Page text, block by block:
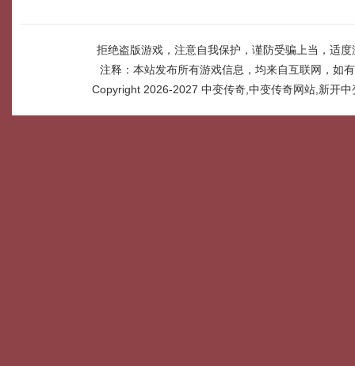
拒绝盗版游戏，注意自我保护，谨防受骗上当，适
注释：本站发布所有游戏信息，均来自互联网，如
Copyright 2026-2027 中变传奇,中变传奇网站,新开